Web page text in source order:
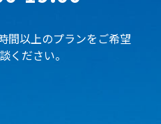
間以上のプランをご希望
ください。